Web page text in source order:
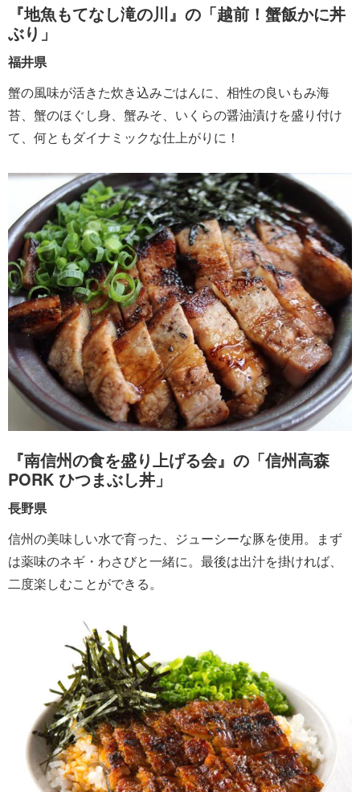
『地魚もてなし滝の川』の「越前！蟹飯かに丼
ぶり」
福井県
蟹の風味が活きた炊き込みごはんに、相性の良いもみ海
苔、蟹のほぐし身、蟹みそ、いくらの醤油漬けを盛り付け
て、何ともダイナミックな仕上がりに！
『南信州の食を盛り上げる会』の「信州高森
PORK ひつまぶし丼」
長野県
信州の美味しい水で育った、ジューシーな豚を使用。まず
は薬味のネギ・わさびと一緒に。最後は出汁を掛ければ、
二度楽しむことができる。